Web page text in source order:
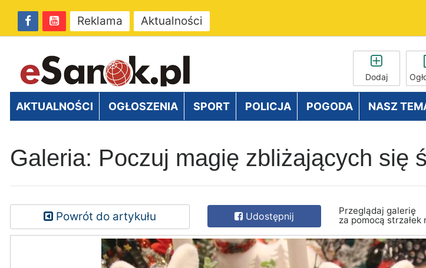
Reklama Aktualności
Dodaj
AKTUALNOŚCI OGŁOSZENIA SPORT POLICJA POGODA NASZ
Galeria: Poczuj magię zbliżających się
Powrót do artykułu Udostępnij
Przeglądaj galerię
za pomocą